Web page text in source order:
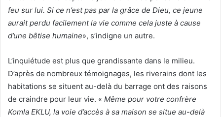
feu sur lui. Si ce n’est pas par la grâce de Dieu, ce jeune
aurait perdu facilement la vie comme cela juste à cause
d’une bêtise humaine», s’indigne un autre.
L’inquiétude est plus que grandissante dans le milieu.
D’après de nombreux témoignages, les riverains dont les
habitations se situent au-delà du barrage ont des raisons
de craindre pour leur vie. « Même pour votre confrère
Komla EKLU, la voie d’accès à sa maison se situe au-delà